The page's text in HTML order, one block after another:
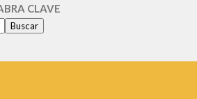
CLAVE
Buscar